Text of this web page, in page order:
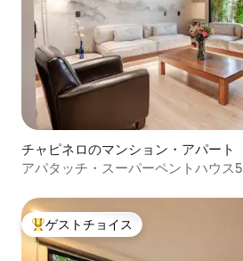
チャピネロのマンション・アパート
アパタッチ・スーパーペントハウス5
大好評のゲストチョイスです。
ゲストチョイス